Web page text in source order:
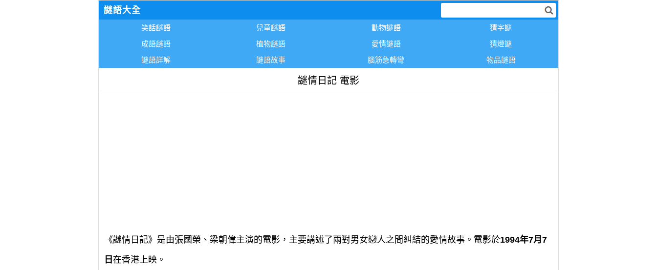
謎語大全
笑話謎語 兒童謎語 動物謎語
猜字謎
成語謎語
植物謎語 愛情謎語
猜燈謎
謎語詳解
謎語故事 腦筋急轉彎 物品謎語
謎情日記 電影
《謎情日記》是由張國榮、梁朝偉主演的電影，主要講述了兩對男女戀人之間糾結的愛情故事。電影於1994年7月7
日 在香港上映。